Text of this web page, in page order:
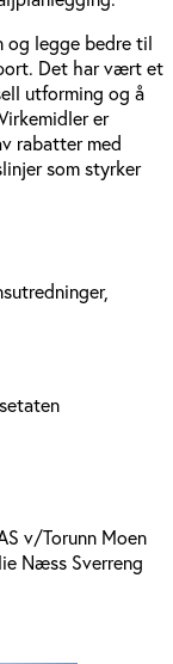
og legge bedre til
Det har vært et
utforming og å
er
rabatter med
som styrker
v/Torunn Moen
Næss Sverreng